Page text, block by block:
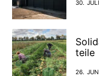
30.
teile
26.